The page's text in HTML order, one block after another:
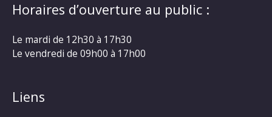
Horaires d’ouverture au public :
Le mardi de 12h30 à 17h30
Le vendredi de 09h00 à 17h00
Liens